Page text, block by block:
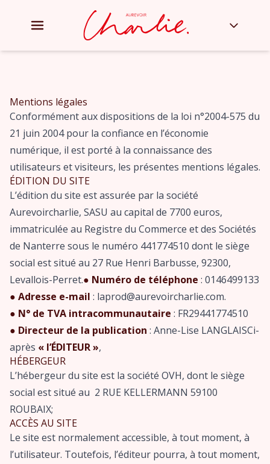
Mentions légales
Conformément aux dispositions de la loi n°2004-575 du
21 juin 2004 pour la confiance en l’économie
numérique, il est porté à la connaissance des
utilisateurs et visiteurs, les présentes mentions légales.
ÉDITION DU SITE
L’édition du site est assurée par la société
Aurevoircharlie, SASU au capital de 7700 euros,
immatriculée au Registre du Commerce et des Sociétés
de Nanterre sous le numéro 441774510 dont le siège
social est situé au 27 Rue Henri Barbusse, 92300,
Levallois-Perret.● Numéro de téléphone : 0146499133
● Adresse e-mail : laprod@aurevoircharlie.com.
● N° de TVA intracommunautaire : FR29441774510
● Directeur de la publication : Anne-Lise LANGLAISCi-
après « l’ÉDITEUR »,
HÉBERGEUR
L’hébergeur du site est la société OVH, dont le siège
social est situé au 2 RUE KELLERMANN 59100
ROUBAIX;
ACCÈS AU SITE
Le site est normalement accessible, à tout moment, à
l’utilisateur. Toutefois, l’éditeur pourra, à tout moment,